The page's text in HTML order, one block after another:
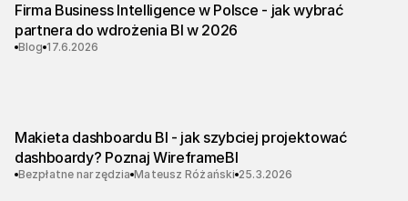
Firma Business Intelligence w Polsce - jak wybrać
partnera do wdrożenia BI w 2026
Blog 17.6.2026
Makieta dashboardu BI - jak szybciej projektować
dashboardy? Poznaj WireframeBI
Bezpłatne narzędzia Mateusz Różański 25.3.2026